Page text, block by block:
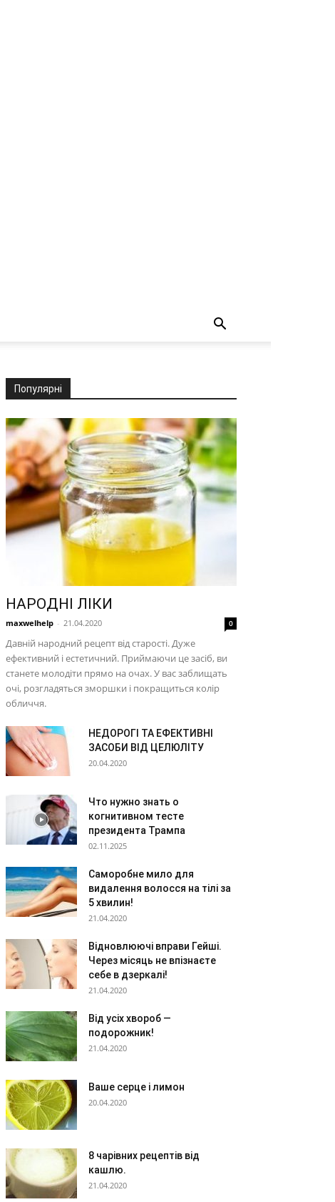
Популярні
НАРОДНІ ЛІКИ
maxwelhelp - 21.04.2020 0
Давній народний рецепт від старості. Дуже
ефективний і естетичний. Приймаючи це засіб, ви
станете молодіти прямо на очах. У вас заблищать
очі, розгладяться зморшки і покращиться колір
обличчя.
НЕДОРОГІ ТА ЕФЕКТИВНІ
ЗАСОБИ ВІД ЦЕЛЮЛІТУ
20.04.2020
Что нужно знать о
когнитивном тесте
президента Трампа
02.11.2025
Саморобне мило для
видалення волосся на тілі за
5 хвилин!
21.04.2020
Відновлюючі вправи Гейші.
Через місяць не впізнаєте
себе в дзеркалі!
21.04.2020
Від усіх хвороб —
подорожник!
21.04.2020
Ваше серце і лимон
20.04.2020
8 чарівних рецептів від
кашлю.
21.04.2020